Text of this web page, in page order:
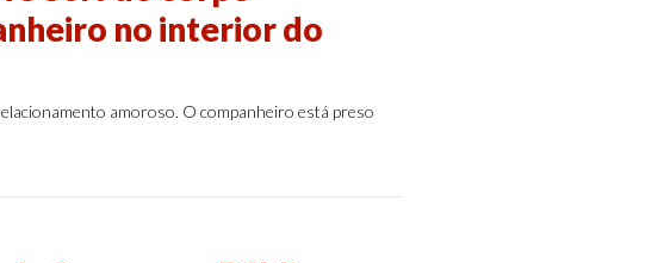
no interior do
amoroso. O companheiro está preso